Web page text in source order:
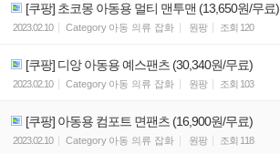
[쿠팡] 초코몽 아동용 멀티 맨투맨 (13,650원/무료)
2023.02.10 Category 아동 의류 잡화 원팡 조회 120
[쿠팡] 디앙 아동용 예스팬츠 (30,340원/무료)
2023.02.10 Category 아동 의류 잡화 원팡 조회 103
[쿠팡] 아동용 컴포트 면팬츠 (16,900원/무료)
2023.02.10 Category 아동 의류 잡화 원팡 조회 118